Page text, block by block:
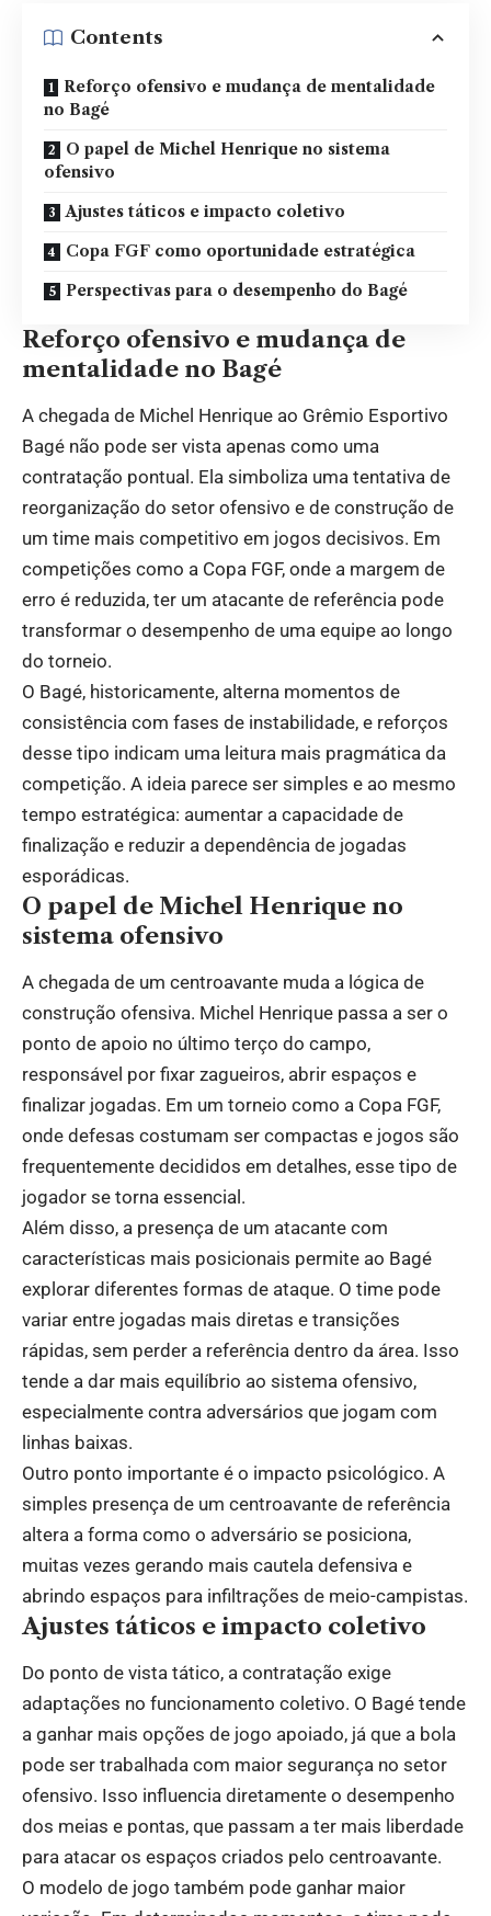
Contents
Reforço ofensivo e mudança de mentalidade
no Bagé
O papel de Michel Henrique no sistema
ofensivo
Ajustes táticos e impacto coletivo
Copa FGF como oportunidade estratégica
Perspectivas para o desempenho do Bagé
Reforço ofensivo e mudança de
mentalidade no Bagé
A chegada de Michel Henrique ao Grêmio Esportivo
Bagé não pode ser vista apenas como uma
contratação pontual. Ela simboliza uma tentativa de
reorganização do setor ofensivo e de construção de
um time mais competitivo em jogos decisivos. Em
competições como a Copa FGF, onde a margem de
erro é reduzida, ter um atacante de referência pode
transformar o desempenho de uma equipe ao longo
do torneio.
O Bagé, historicamente, alterna momentos de
consistência com fases de instabilidade, e reforços
desse tipo indicam uma leitura mais pragmática da
competição. A ideia parece ser simples e ao mesmo
tempo estratégica: aumentar a capacidade de
finalização e reduzir a dependência de jogadas
esporádicas.
O papel de Michel Henrique no
sistema ofensivo
A chegada de um centroavante muda a lógica de
construção ofensiva. Michel Henrique passa a ser o
ponto de apoio no último terço do campo,
responsável por fixar zagueiros, abrir espaços e
finalizar jogadas. Em um torneio como a Copa FGF,
onde defesas costumam ser compactas e jogos são
frequentemente decididos em detalhes, esse tipo de
jogador se torna essencial.
Além disso, a presença de um atacante com
características mais posicionais permite ao Bagé
explorar diferentes formas de ataque. O time pode
variar entre jogadas mais diretas e transições
rápidas, sem perder a referência dentro da área. Isso
tende a dar mais equilíbrio ao sistema ofensivo,
especialmente contra adversários que jogam com
linhas baixas.
Outro ponto importante é o impacto psicológico. A
simples presença de um centroavante de referência
altera a forma como o adversário se posiciona,
muitas vezes gerando mais cautela defensiva e
abrindo espaços para infiltrações de meio-campistas.
Ajustes táticos e impacto coletivo
Do ponto de vista tático, a contratação exige
adaptações no funcionamento coletivo. O Bagé tende
a ganhar mais opções de jogo apoiado, já que a bola
pode ser trabalhada com maior segurança no setor
ofensivo. Isso influencia diretamente o desempenho
dos meias e pontas, que passam a ter mais liberdade
para atacar os espaços criados pelo centroavante.
O modelo de jogo também pode ganhar maior